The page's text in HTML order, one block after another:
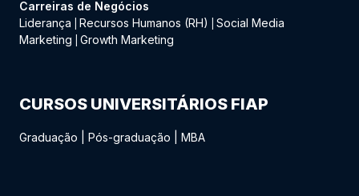
Carreiras de Negócios
Liderança
Recursos Humanos (RH)
Social Media
Marketing
Growth Marketing
CURSOS UNIVERSITÁRIOS FIAP
Graduação Pós-graduação MBA